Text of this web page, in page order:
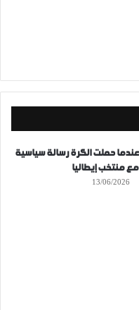
عندما حملت الكرة رسالة سياسية
مع منتخب إيطاليا
13/06/2026